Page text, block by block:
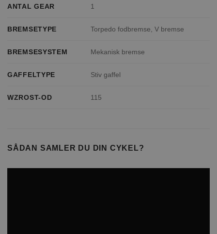
ANTAL GEAR 1
BREMSETYPE Torpedo fodbremse, V bremse
BREMSESYSTEM Mekanisk bremse
GAFFELTYPE Stiv gaffel
WZROST-OD 115
SÅDAN SAMLER DU DIN CYKEL?